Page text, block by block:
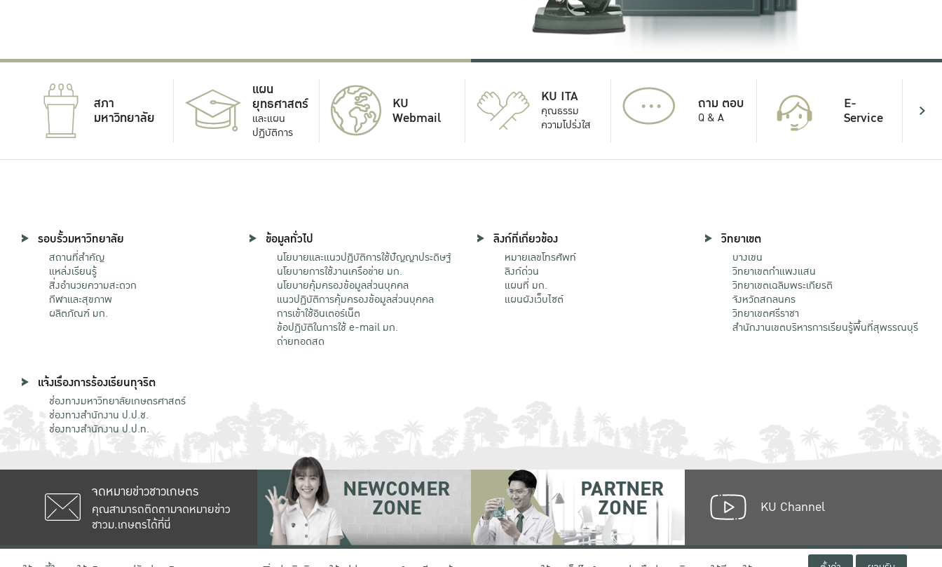
สภา
มหาวิทยาลัย
แผน
ยุทธศาสตร์
และแผน
ปฏิบัติการ
KU
Webmail
KU ITA
คุณธรรม
ความโปร่งใส
... ถาม ตอบ
Q & A
E-
Service
รอบรั้วมหาวิทยาลัย
สถานที่สำคัญ
แหล่งเรียนรู้
สิ่งอำนวยความสะดวก
กีฬาและสุขภาพ
ผลิตภัณฑ์ มก.
ข้อมูลทั่วไป
นโยบายและแนวปฏิบัติการใช้ปัญญาประดิษฐ์
นโยบายการใช้งานเครือข่าย มก.
นโยบายคุ้มครองข้อมูลส่วนบุคคล
แนวปฏิบัติการคุ้มครองข้อมูลส่วนบุคคล
การเข้าใช้อินเตอร์เน็ต
ข้อปฏิบัติในการใช้ e-mail มก.
ถ่ายทอดสด
ลิงก์ที่เกี่ยวข้อง
หมายเลขโทรศัพท์
ลิงก์ด่วน
แผนที่ มก.
แผนผังเว็บไซต์
วิทยาเขต
บางเขน
วิทยาเขตกําแพงแสน
วิทยาเขตเฉลิมพระเกียรติ
จังหวัดสกลนคร
วิทยาเขตศรีราชา
สำนักงานเขตบริหารการเรียนรู้พื้นที่สุพรรณบุรี
แจ้งเรื่องการร้องเรียนทุจริต
ช่องทางมหาวิทยาลัยเกษตรศาสตร์
ช่องทางสำนักงาน ป.ป.ช.
ช่องทางสำนักงาน ป.ป.ท.
จดหมายข่าวชาวเกษตร
คุณสามารถติดตามจดหมายข่าว
ชาวม.เกษตรได้ที่นี่
NEWCOMER
ZONE
PARTNER
ZONE KU Channel